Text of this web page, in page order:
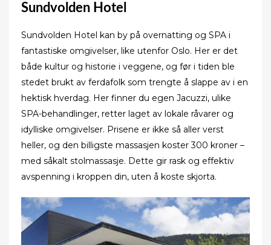
Sundvolden Hotel
Sundvolden Hotel kan by på overnatting og SPA i
fantastiske omgivelser, like utenfor Oslo. Her er det
både kultur og historie i veggene, og før i tiden ble
stedet brukt av ferdafolk som trengte å slappe av i en
hektisk hverdag. Her finner du egen Jacuzzi, ulike
SPA-behandlinger, retter laget av lokale råvarer og
idylliske omgivelser. Prisene er ikke så aller verst
heller, og den billigste massasjen koster 300 kroner –
med såkalt stolmassasje. Dette gir rask og effektiv
avspenning i kroppen din, uten å koste skjorta.